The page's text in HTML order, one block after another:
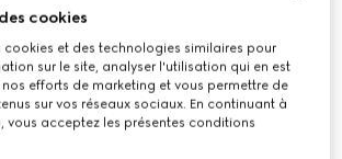
cookies
cookies et des technologies similaires pour
sur le site, analyser l'utilisation qui en est
efforts de marketing et vous permettre de
sur vos réseaux sociaux. En continuant à
vous acceptez les présentes conditions